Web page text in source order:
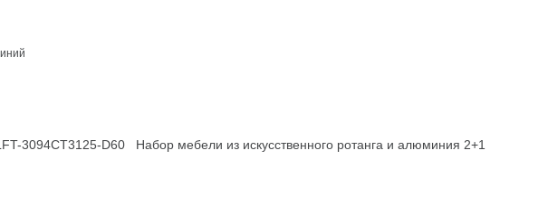
3094CT3125-D60
Набор мебели из искусственного ротанга и алюминия 2+1